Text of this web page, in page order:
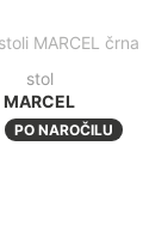
stol
MARCEL
PO NAROČILU